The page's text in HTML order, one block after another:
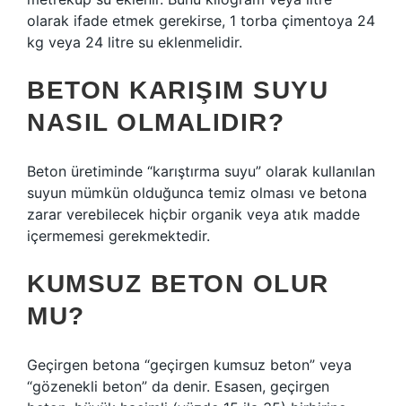
olarak ifade etmek gerekirse, 1 torba çimentoya 24
kg veya 24 litre su eklenmelidir.
BETON KARIŞIM SUYU
NASIL OLMALIDIR?
Beton üretiminde “karıştırma suyu” olarak kullanılan
suyun mümkün olduğunca temiz olması ve betona
zarar verebilecek hiçbir organik veya atık madde
içermemesi gerekmektedir.
KUMSUZ BETON OLUR
MU?
Geçirgen betona “geçirgen kumsuz beton” veya
“gözenekli beton” da denir. Esasen, geçirgen